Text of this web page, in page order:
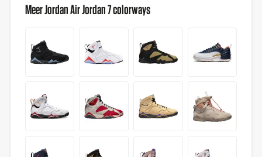
Meer Jordan Air Jordan 7 colorways